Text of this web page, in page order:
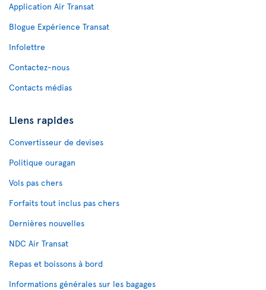
Application Air Transat
Blogue Expérience Transat
Infolettre
Contactez-nous
Contacts médias
Liens rapides
Convertisseur de devises
Politique ouragan
Vols pas chers
Forfaits tout inclus pas chers
Dernières nouvelles
NDC Air Transat
Repas et boissons à bord
Informations générales sur les bagages